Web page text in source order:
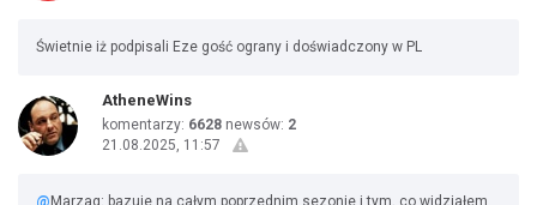
Świetnie iż podpisali Eze gość ograny i doświadczony w PL
AtheneWins
komentarzy: 6628 newsów: 2
21.08.2025, 11:57
@ Marzag: bazuje na całym poprzednim sezonie i tym, co widziałem